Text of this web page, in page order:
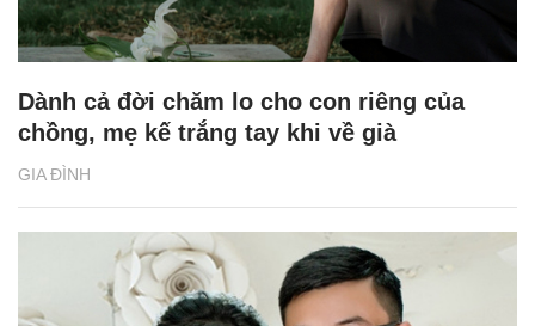
GIA ĐÌNH
Dành cả đời chăm lo cho con riêng của
chồng, mẹ kế trắng tay khi về già